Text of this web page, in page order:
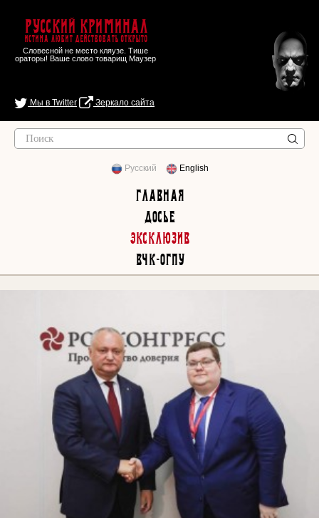
Русский Криминал
Истина любит действовать открыто
Словесной не место кляузе. Тише
ораторы! Ваше слово товарищ Маузер
Мы в Twitter Зеркало сайта
Русский English
Главная
Досье
Эксклюзив
ВЧК-ОГПУ